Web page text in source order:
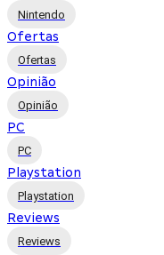
Nintendo
Ofertas
Ofertas
Opinião
Opinião
PC
PC
Playstation
Playstation
Reviews
Reviews